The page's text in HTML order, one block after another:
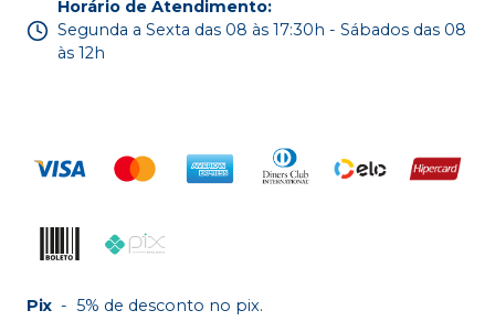
Horário de Atendimento:
Segunda a Sexta das 08 às 17:30h - Sábados das 08
às 12h
Pix - 5% de desconto no pix.